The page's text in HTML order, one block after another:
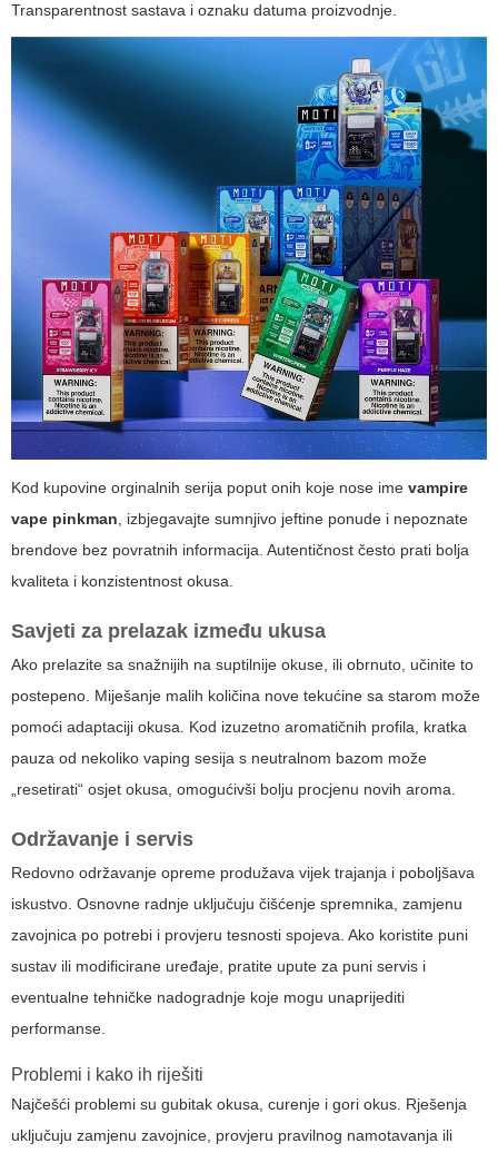
Transparentnost sastava i oznaku datuma proizvodnje.
Kod kupovine orginalnih serija poput onih koje nose ime vampire
vape pinkman , izbjegavajte sumnjivo jeftine ponude i nepoznate
brendove bez povratnih informacija. Autentičnost često prati bolja
kvaliteta i konzistentnost okusa.
Savjeti za prelazak između ukusa
Ako prelazite sa snažnijih na suptilnije okuse, ili obrnuto, učinite to
postepeno. Miješanje malih količina nove tekućine sa starom može
pomoći adaptaciji okusa. Kod izuzetno aromatičnih profila, kratka
pauza od nekoliko vaping sesija s neutralnom bazom može
„resetirati“ osjet okusa, omogućivši bolju procjenu novih aroma.
Održavanje i servis
Redovno održavanje opreme produžava vijek trajanja i poboljšava
iskustvo. Osnovne radnje uključuju čišćenje spremnika, zamjenu
zavojnica po potrebi i provjeru tesnosti spojeva. Ako koristite puni
sustav ili modificirane uređaje, pratite upute za puni servis i
eventualne tehničke nadogradnje koje mogu unaprijediti
performanse.
Problemi i kako ih riješiti
Najčešći problemi su gubitak okusa, curenje i gori okus. Rješenja
uključuju zamjenu zavojnice, provjeru pravilnog namotavanja ili